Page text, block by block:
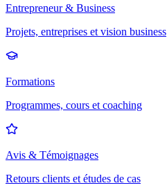
Entrepreneur & Business
Projets, entreprises et vision business
Formations
Programmes, cours et coaching
Avis & Témoignages
Retours clients et études de cas